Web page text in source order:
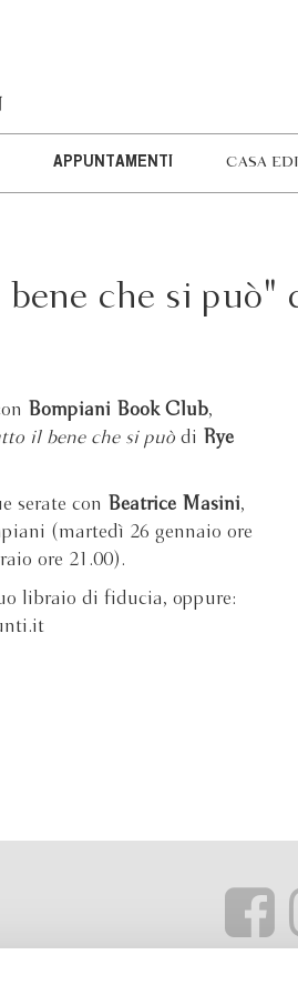
APPUNTAMENTI CASA
che si può"
Bompiani Book Club,
il bene che si può di
Rye
serate con Beatrice Masini,
(martedì 26 gennaio ore
ore 21.00).
libraio di fiducia, oppure: